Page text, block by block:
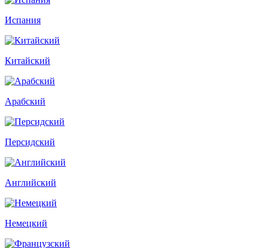
Испания
Китайский
Арабский
Персидский
Английский
Немецкий